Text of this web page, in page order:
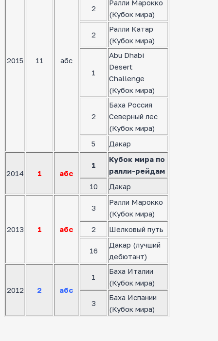
2015 11 абс
2
Ралли Марокко
(Кубок мира)
2
Ралли Катар
(Кубок мира)
1
Abu Dhabi
Desert
Challenge
(Кубок мира)
2
Баха Россия
Северный лес
(Кубок мира)
5
Дакар
2014 1 абс
1
Кубок мира по
ралли-рейдам
10
Дакар
2013 1 абс
3
Ралли Марокко
(Кубок мира)
2
Шелковый путь
16
Дакар (лучший
дебютант)
2012 2 абс
1
Баха Италии
(Кубок мира)
3
Баха Испании
(Кубок мира)